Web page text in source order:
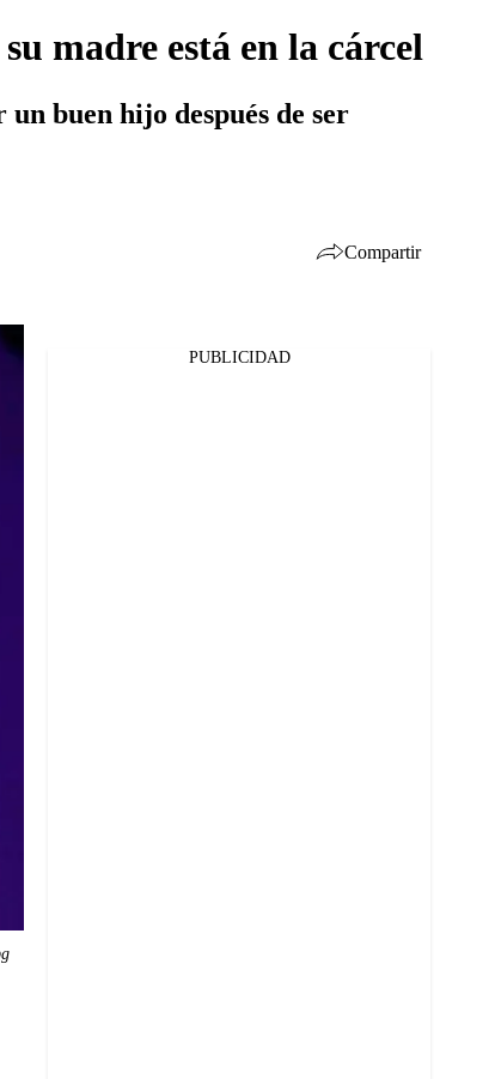
madre está en la cárcel
buen hijo después de ser
Compartir
PUBLICIDAD